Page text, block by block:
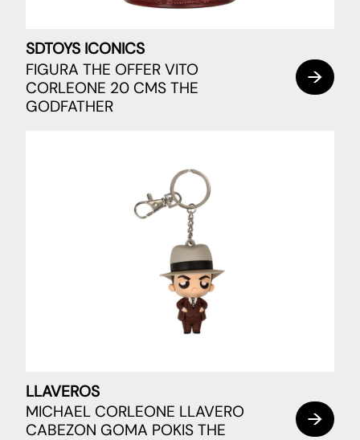
SDTOYS ICONICS
FIGURA THE OFFER VITO
CORLEONE 20 CMS THE
GODFATHER
LLAVEROS
MICHAEL CORLEONE LLAVERO
CABEZON GOMA POKIS THE